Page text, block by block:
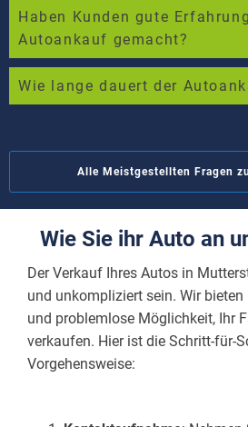
Haben Kunden gute
Autoankauf gemacht?
Wie lange dauert der
Alle Meistgestellten Fragen
Wie Sie ihr Auto an
Der Verkauf Ihres Autos in
und unkompliziert sein. Wir bieten
und problemlose Möglichkeit, Ihr
verkaufen. Hier ist die Schritt-für-
Vorgehensweise: